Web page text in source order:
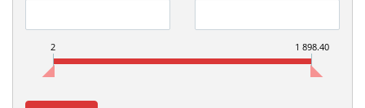
2 1 898.40